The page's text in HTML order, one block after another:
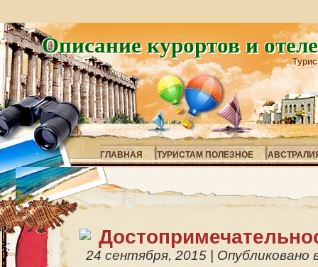
Описание курортов и
ГЛАВНАЯ ТУРИСТАМ ПОЛЕЗНОЕ
24 сентября, 2015 Опубликовано